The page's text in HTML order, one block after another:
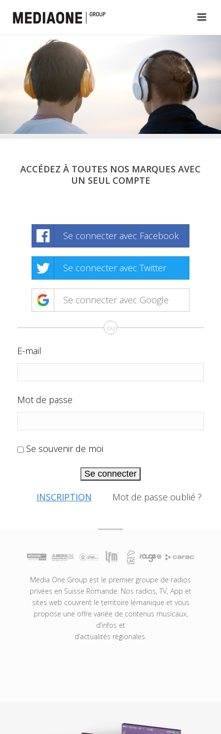
ACCÉDEZ À TOUTES NOS MARQUES AVEC
UN SEUL COMPTE
Se connecter avec Facebook
Se connecter avec Twitter
Se connecter avec Google
ou
E-mail
Mot de passe
Se souvenir de moi
Se connecter
INSCRIPTION Mot de passe oublié ?
Media One Group est le premier groupe de radios
privées en Suisse Romande. Nos radios, TV, App et
sites web couvrent le territoire lémanique et vous
propose une offre variée de contenus musicaux,
d’infos et
d’actualités régionales.